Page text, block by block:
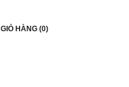
GIỎ HÀNG (0)